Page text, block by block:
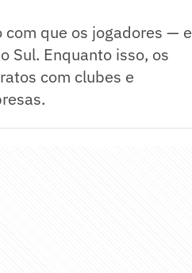
com que os jogadores — e
Sul. Enquanto isso, os
com clubes e